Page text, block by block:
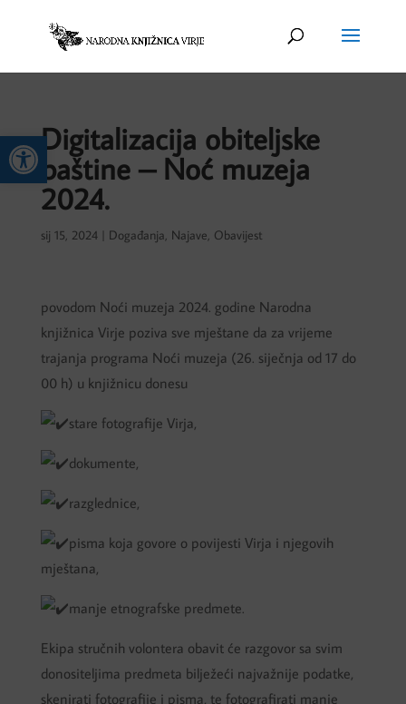
Open toolbar
Digitalizacija obiteljske
baštine – Noć muzeja
2024.
sij 15, 2024| Događanja, Najave, Obavijest
povodom Noći muzeja 2024. godine Narodna
knjižnica Virje poziva sve mještane da za vrijeme
trajanja programa Noći muzeja (26. siječnja od 17 do
00 h) u knjižnicu donesu
stare fotografije Virja,
dokumente,
razglednice,
pisma koja govore o povijesti Virja i njegovih
mještana,
manje etnografske predmete.
Ekipa stručnih volontera obavit će razgovor sa svim
donositeljima predmeta bilježeći najvažnije podatke,
skenirati fotografije i pisma, te fotografirati manje